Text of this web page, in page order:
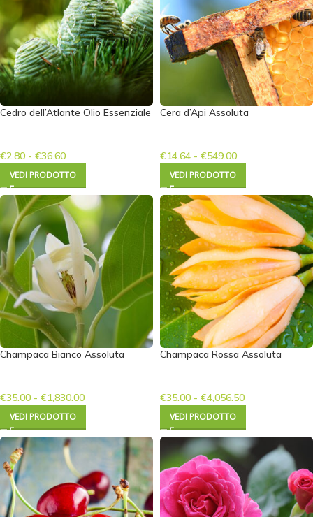
Cedro dell’Atlante Olio Essenziale
€2.80 - €36.60
VEDI PRODOTTO
Cera d’Api Assoluta
€14.64 - €549.00
VEDI PRODOTTO
Champaca Bianco Assoluta
€35.00 - €1,830.00
VEDI PRODOTTO
Champaca Rossa Assoluta
€35.00 - €4,056.50
VEDI PRODOTTO